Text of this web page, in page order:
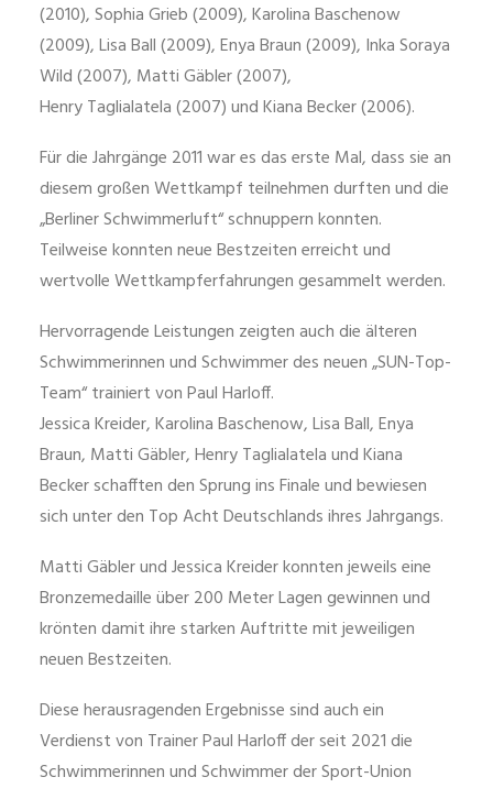
(2010), Sophia Grieb (2009), Karolina Baschenow
(2009), Lisa Ball (2009), Enya Braun (2009), Inka Soraya
Wild (2007), Matti Gäbler (2007),
Henry Taglialatela (2007) und Kiana Becker (2006).
Für die Jahrgänge 2011 war es das erste Mal, dass sie an
diesem großen Wettkampf teilnehmen durften und die
„Berliner Schwimmerluft“ schnuppern konnten.
Teilweise konnten neue Bestzeiten erreicht und
wertvolle Wettkampferfahrungen gesammelt werden.
Hervorragende Leistungen zeigten auch die älteren
Schwimmerinnen und Schwimmer des neuen „SUN-Top-
Team“ trainiert von Paul Harloff.
Jessica Kreider, Karolina Baschenow, Lisa Ball, Enya
Braun, Matti Gäbler, Henry Taglialatela und Kiana
Becker schafften den Sprung ins Finale und bewiesen
sich unter den Top Acht Deutschlands ihres Jahrgangs.
Matti Gäbler und Jessica Kreider konnten jeweils eine
Bronzemedaille über 200 Meter Lagen gewinnen und
krönten damit ihre starken Auftritte mit jeweiligen
neuen Bestzeiten.
Diese herausragenden Ergebnisse sind auch ein
Verdienst von Trainer Paul Harloff der seit 2021 die
Schwimmerinnen und Schwimmer der Sport-Union